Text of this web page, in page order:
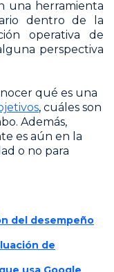
una herramienta
dentro de la
operativa de
perspectiva
qué es una
, cuáles son
Además,
es aún en la
o no para
del desempeño
de